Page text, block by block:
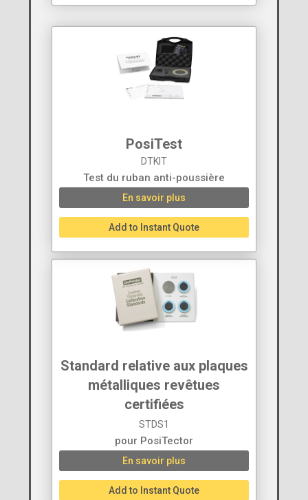
Standard relative aux plaques
métalliques revêtues
certifiées
STDS1
pour PosiTector
En savoir plus
Add to Instant Quote
PosiTest
DTKIT
Test du ruban anti-poussière
En savoir plus
Add to Instant Quote